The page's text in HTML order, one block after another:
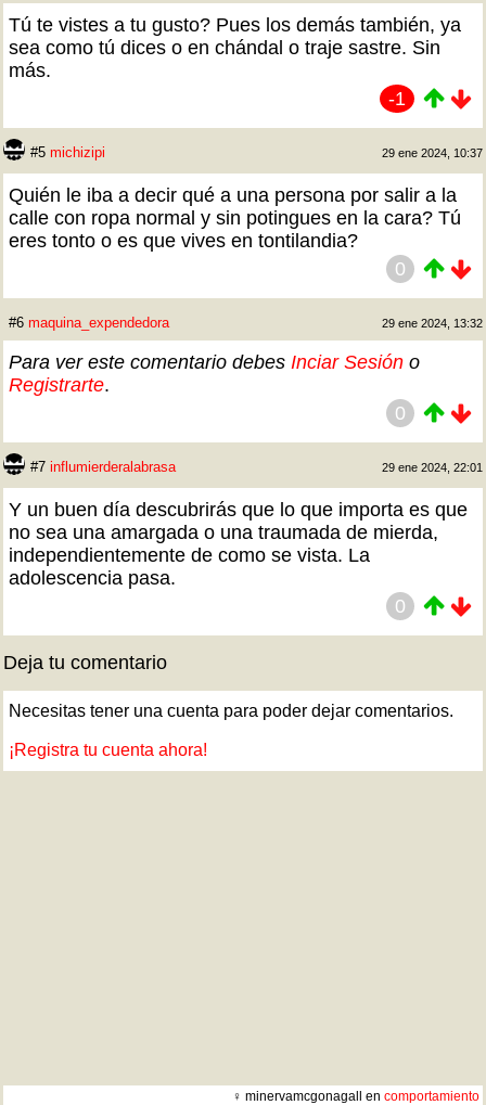
Tú te vistes a tu gusto? Pues los demás también, ya
sea como tú dices o en chándal o traje sastre. Sin
más.
-1
#5 michizipi 29 ene 2024, 10:37
Quién le iba a decir qué a una persona por salir a la
calle con ropa normal y sin potingues en la cara? Tú
eres tonto o es que vives en tontilandia?
0
#6 maquina_expendedora 29 ene 2024, 13:32
Para ver este comentario debes Inciar Sesión o
Registrarte.
0
#7 influmierderalabrasa 29 ene 2024, 22:01
Y un buen día descubrirás que lo que importa es que
no sea una amargada o una traumada de mierda,
independientemente de como se vista. La
adolescencia pasa.
0
Deja tu comentario
Necesitas tener una cuenta para poder dejar comentarios.
¡Registra tu cuenta ahora!
♀ minervamcgonagall en comportamiento